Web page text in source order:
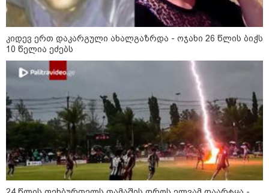
წალენჯიხაში, მდინარეში
მანამდე მაშველებმა 2 ბავშვისა
და 1 ქალის გადარჩენა მოახერხეს
კიდევ ერთ დაკარგული
ახალგაზრდა - ოჯახი 26 წლის
ბიჭს 10 წელია ეძებს
24 წლის ფეხბურთელს თამაშის
კიდევ ერთ დაკარგული ახალგაზრდა - ოჯახი 26 წლის ბიჭს
10 წელია ეძებს